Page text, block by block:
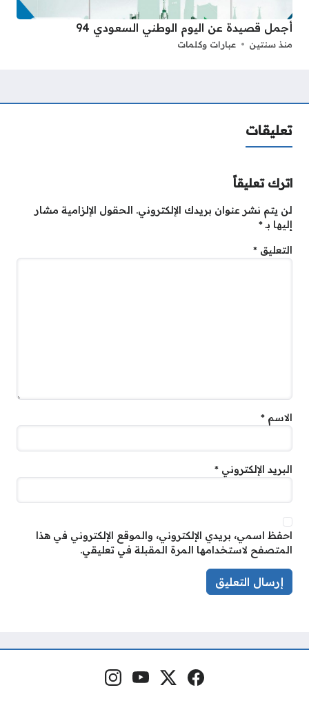
أجمل قصيدة عن اليوم الوطني السعودي 94
منذ سنتين عبارات وكلمات
تعليقات
اترك تعليقاً
لن يتم نشر عنوان بريدك الإلكتروني. الحقول الإلزامية مشار
إليها بـ*
التعليق *
الاسم *
البريد الإلكتروني *
احفظ اسمي، بريدي الإلكتروني، والموقع الإلكتروني في هذا
المتصفح لاستخدامها المرة المقبلة في تعليقي.
مواقع التواصل فيسبوكمنصة إكس
يوتيوبإنستغرام